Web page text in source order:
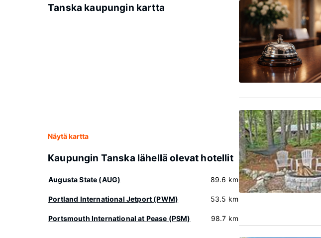
Tanska kaupungin kartta
Näytä kartta
Kaupungin Tanska lähellä olevat hotellit
Augusta State (AUG) 89.6 km
Portland International Jetport (PWM) 53.5 km
Portsmouth International at Pease (PSM) 98.7 km